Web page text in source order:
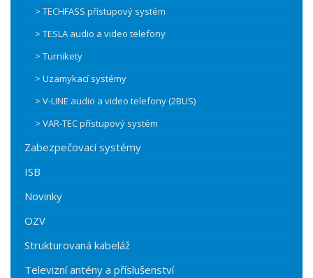
> TECHFASS přístupový systém
> TESLA audio a video telefony
> Turnikety
> Uzamykací systémy
> V-LINE audio a video telefony (2BUS)
> VAR-TEC přístupový systém
Zabezpečovací systémy
ISB
Novinky
OZV
Strukturovaná kabeláž
Televizní antény a příslušenství